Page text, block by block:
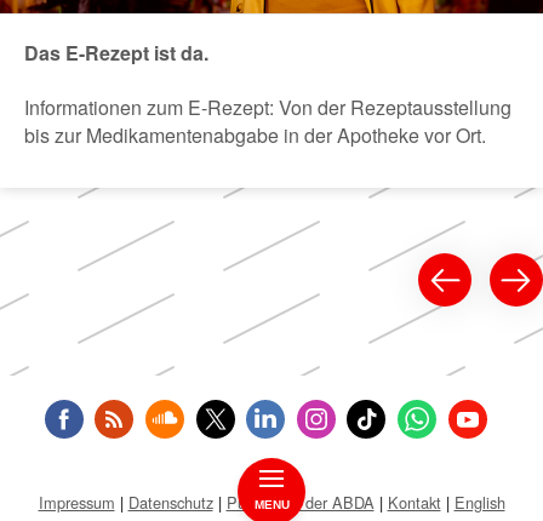
MENU
Das E-Rezept ist da.
Informationen zum E-Rezept: Von der Rezeptausstellung
bis zur Medikamentenabgabe in der Apotheke vor Ort.
Impressum Datenschutz Public Key der ABDA Kontakt
English